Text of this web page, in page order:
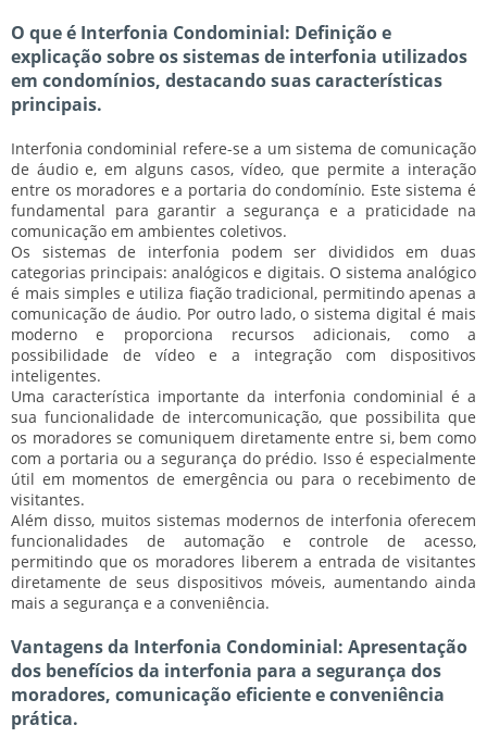
O que é Interfonia Condominial: Definição e
explicação sobre os sistemas de interfonia utilizados
em condomínios, destacando suas características
principais.
Interfonia condominial refere-se a um sistema de comunicação
de áudio e, em alguns casos, vídeo, que permite a interação
entre os moradores e a portaria do condomínio. Este sistema é
fundamental para garantir a segurança e a praticidade na
comunicação em ambientes coletivos.
Os sistemas de interfonia podem ser divididos em duas
categorias principais:analógicos e digitais. O sistema analógico
é mais simples e utiliza fiação tradicional, permitindo apenas a
comunicação de áudio. Por outro lado, o sistema digital é mais
moderno e proporciona recursos adicionais, como a
possibilidade de vídeo e a integração com dispositivos
inteligentes.
Uma característica importante da interfonia condominial é a
sua funcionalidade de intercomunicação, que possibilita que
os moradores se comuniquem diretamente entre si, bem como
com a portaria ou a segurança do prédio. Isso é especialmente
útil em momentos de emergência ou para o recebimento de
visitantes.
Além disso, muitos sistemas modernos de interfonia oferecem
funcionalidades de automaçãoecontrole de acesso,
permitindo que os moradores liberem a entrada de visitantes
diretamente de seus dispositivos móveis, aumentando ainda
mais a segurança e a conveniência.
Vantagens da Interfonia Condominial: Apresentação
dos benefícios da interfonia para a segurança dos
moradores, comunicação eficiente e conveniência
prática.